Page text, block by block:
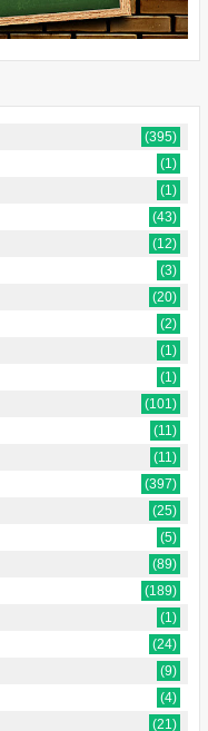
(395)
(1)
(1)
(43)
(12)
(3)
(20)
(2)
(1)
(1)
(101)
(11)
(11)
(397)
(25)
(5)
(89)
(189)
(1)
(24)
(9)
(4)
(21)